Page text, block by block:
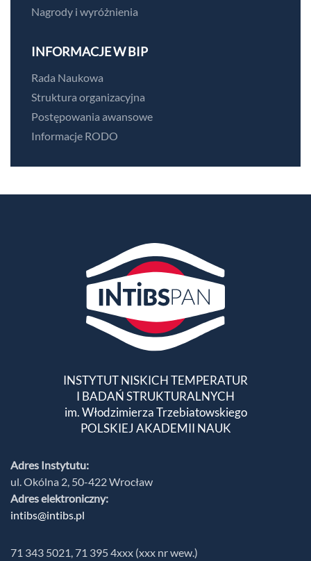
Nagrody i wyróżnienia
INFORMACJE W BIP
Rada Naukowa
Struktura organizacyjna
Postępowania awansowe
Informacje RODO
INSTYTUT NISKICH TEMPERATUR
I BADAŃ STRUKTURALNYCH
im. Włodzimierza Trzebiatowskiego
POLSKIEJ AKADEMII NAUK
Adres Instytutu:
ul. Okólna 2, 50-422 Wrocław
Adres elektroniczny:
intibs@intibs.pl
71 343 5021, 71 395 4xxx (xxx nr wew.)